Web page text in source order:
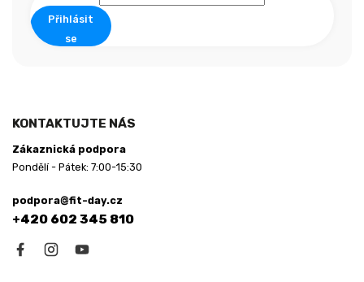
Přihlásit
se
KONTAKTUJTE NÁS
Zákaznická podpora
Pondělí - Pátek: 7:00-15:30
podpora@fit-day.cz
+420 602 345 810